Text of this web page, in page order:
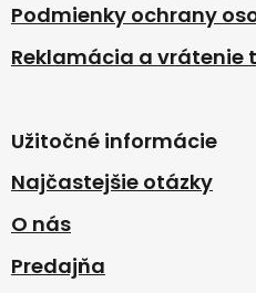
Podmienky ochrany
Reklamácia a vrátenie
Užitočné informácie
Najčastejšie otázky
O nás
Predajňa